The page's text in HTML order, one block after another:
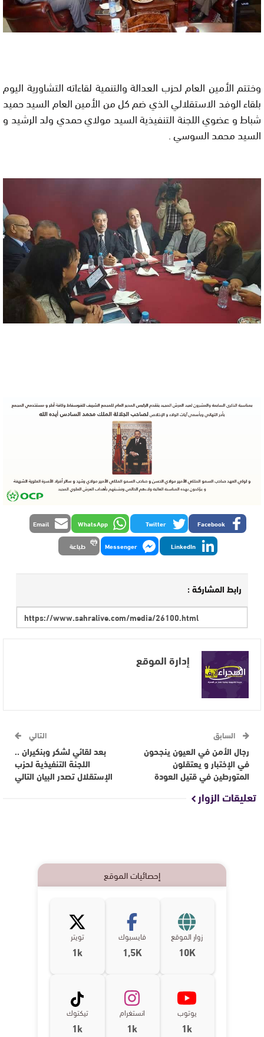
وختتم الأمين العام لحزب العدالة والتنمية لقاءاته التشاورية اليوم
بلقاء الوفد الاستقلالي الذي ضم كل من الأمين العام السيد حميد
شباط و عضوي اللجنة التنفيذية السيد مولاي حمدي ولد الرشيد و
السيد محمد السوسي .
Facebook
Twitter
WhatsApp
Email
LinkedIn
Messenger طباعة
رابط المشاركة :
إدارة الموقع
السابق
رجال الأمن في العيون ينجحون
في الإختبار و يعتقلون
المتورطين في قتيل العودة
التالي
بعد لقائي لشكر وبنكيران ..
اللجنة التنفيذية لحزب
الإستقلال تصدر البيان التالي
تعليقات الزوار
إحصائيات الموقع
زوار الموقع
10K
فايسبوك
1,5K
تويتر
1k
يوتوب
1k
انستغرام
1k
تيكتوك
1k